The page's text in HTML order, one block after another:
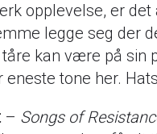
opplevelse, er det
legge seg der
tåre kan være på sin
eneste tone her.
– Songs of